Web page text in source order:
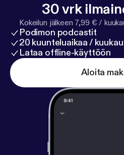
30 vrk
Kokeilun jälkeen 7,99 € /
Podimon podcastit
20 kuunteluaikaa /
Lataa offline-käyttöön
Aloita